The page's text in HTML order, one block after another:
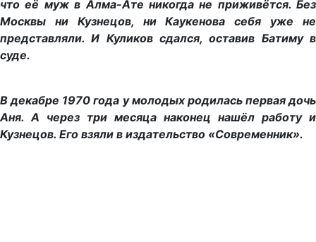
что её муж в Алма-Ате никогда не приживётся. Без
Москвы ни Кузнецов, ни Каукенова себя уже не
представляли. И Куликов сдался, оставив Батиму в
суде.
В декабре 1970 года у молодых родилась первая дочь
Аня. А через три месяца наконец нашёл работу и
Кузнецов. Его взяли в издательство «Современник».